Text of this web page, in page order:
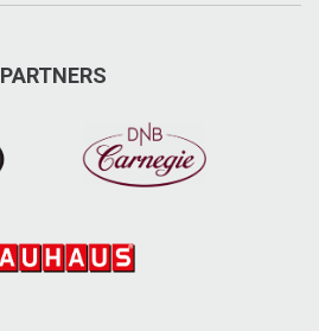
PARTNERS